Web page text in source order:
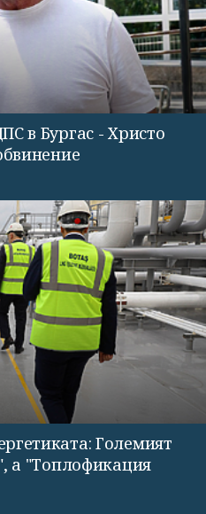
в Бургас - Христо
Големият
а "Топлофикация